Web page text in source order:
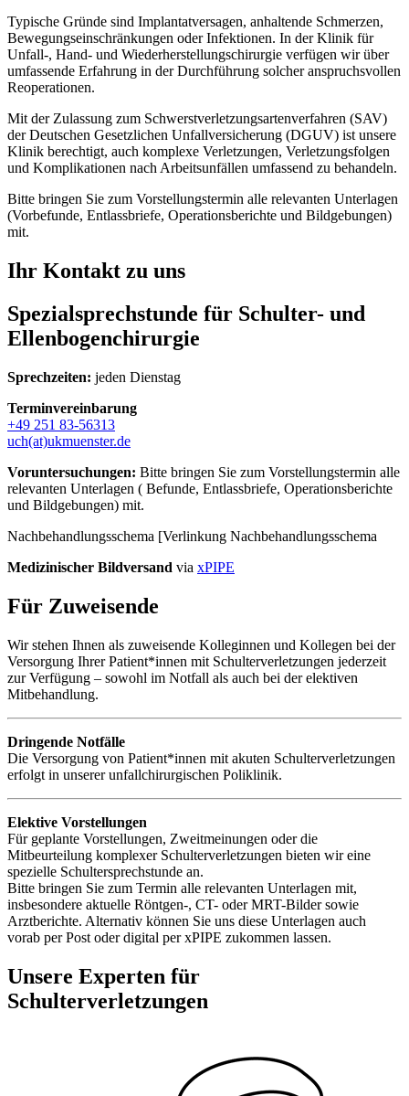
Typische Gründe sind Implantatversagen, anhaltende Schmerzen,
Bewegungseinschränkungen oder Infektionen. In der Klinik für
Unfall-, Hand- und Wiederherstellungschirurgie verfügen wir über
umfassende Erfahrung in der Durchführung solcher anspruchsvollen
Reoperationen.
Mit der Zulassung zum Schwerstverletzungsartenverfahren (SAV)
der Deutschen Gesetzlichen Unfallversicherung (DGUV) ist unsere
Klinik berechtigt, auch komplexe Verletzungen, Verletzungsfolgen
und Komplikationen nach Arbeitsunfällen umfassend zu behandeln.
Bitte bringen Sie zum Vorstellungstermin alle relevanten Unterlagen
(Vorbefunde, Entlassbriefe, Operationsberichte und Bildgebungen)
mit.
Ihr Kontakt zu uns
Spezialsprechstunde für Schulter- und
Ellenbogenchirurgie
Sprechzeiten: jeden Dienstag
Terminvereinbarung
+49 251 83-56313
uch(at)ukmuenster.de
Voruntersuchungen: Bitte bringen Sie zum Vorstellungstermin alle
relevanten Unterlagen ( Befunde, Entlassbriefe, Operationsberichte
und Bildgebungen) mit.
Nachbehandlungsschema [Verlinkung Nachbehandlungsschema
Medizinischer Bildversand via xPIPE
Für Zuweisende
Wir stehen Ihnen als zuweisende Kolleginnen und Kollegen bei der
Versorgung Ihrer Patient*innen mit Schulterverletzungen jederzeit
zur Verfügung – sowohl im Notfall als auch bei der elektiven
Mitbehandlung.
Dringende Notfälle
Die Versorgung von Patient*innen mit akuten Schulterverletzungen
erfolgt in unserer unfallchirurgischen Poliklinik.
Elektive Vorstellungen
Für geplante Vorstellungen, Zweitmeinungen oder die
Mitbeurteilung komplexer Schulterverletzungen bieten wir eine
spezielle Schultersprechstunde an.
Bitte bringen Sie zum Termin alle relevanten Unterlagen mit,
insbesondere aktuelle Röntgen-, CT- oder MRT-Bilder sowie
Arztberichte. Alternativ können Sie uns diese Unterlagen auch
vorab per Post oder digital per xPIPE zukommen lassen.
Unsere Experten für
Schulterverletzungen